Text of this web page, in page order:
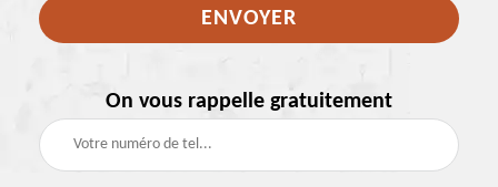
On vous rappelle gratuitement